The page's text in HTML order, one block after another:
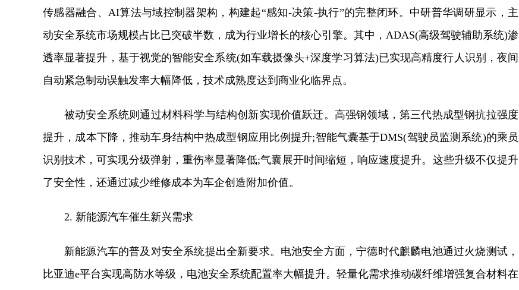
传感器融合、AI算法与域控制器架构，构建起“感知-决策-执行”的完整闭环。中研普华调研显示，主
动安全系统市场规模占比已突破半数，成为行业增长的核心引擎。其中，ADAS(高级驾驶辅助系统)渗
透率显著提升，基于视觉的智能安全系统(如车载摄像头+深度学习算法)已实现高精度行人识别，夜间
自动紧急制动误触发率大幅降低，技术成熟度达到商业化临界点。
被动安全系统则通过材料科学与结构创新实现价值跃迁。高强钢领域，第三代热成型钢抗拉强度
提升，成本下降，推动车身结构中热成型钢应用比例提升;智能气囊基于DMS(驾驶员监测系统)的乘员
识别技术，可实现分级弹射，重伤率显著降低;气囊展开时间缩短，响应速度提升。这些升级不仅提升
了安全性，还通过减少维修成本为车企创造附加价值。
2. 新能源汽车催生新兴需求
新能源汽车的普及对安全系统提出全新要求。电池安全方面，宁德时代麒麟电池通过火烧测试，
比亚迪e平台实现高防水等级，电池安全系统配置率大幅提升。轻量化需求推动碳纤维增强复合材料在